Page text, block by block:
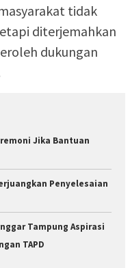
tidak
diterjemahkan
dukungan
Jika Bantuan
Penyelesaian
Tampung Aspirasi
TAPD